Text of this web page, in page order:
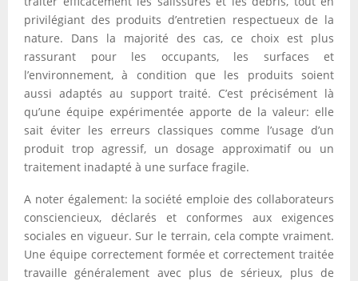
privilégiant des produits d’entretien respectueux de la
nature. Dans la majorité des cas, ce choix est plus
rassurant pour les occupants, les surfaces et
l’environnement, à condition que les produits soient
aussi adaptés au support traité. C’est précisément là
qu’une équipe expérimentée apporte de la valeur: elle
sait éviter les erreurs classiques comme l’usage d’un
produit trop agressif, un dosage approximatif ou un
traitement inadapté à une surface fragile.
A noter également: la société emploie des collaborateurs
consciencieux, déclarés et conformes aux exigences
sociales en vigueur. Sur le terrain, cela compte vraiment.
Une équipe correctement formée et correctement traitée
travaille généralement avec plus de sérieux, plus de